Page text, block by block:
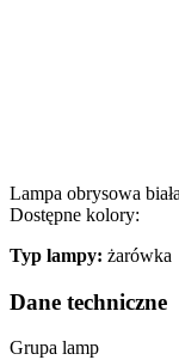
Lampa obrysowa
Dostępne kolory:
Typ lampy: żarówka
Dane techniczne
Grupa lamp